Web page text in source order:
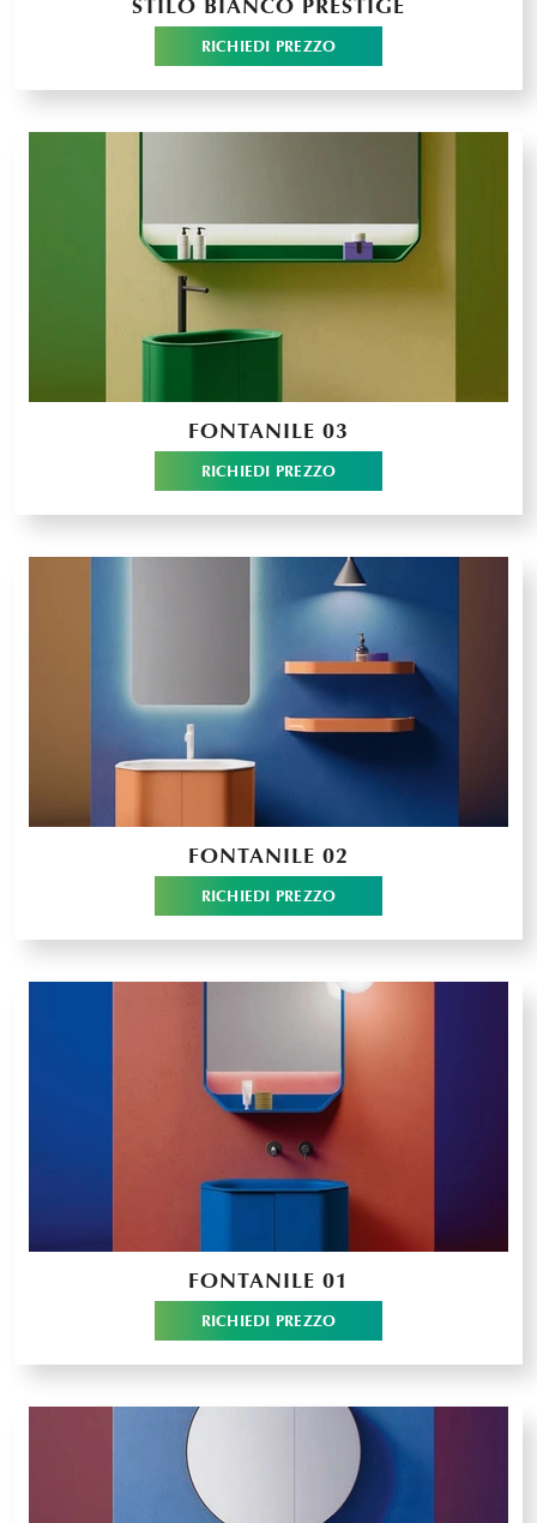
STILO BIANCO PRESTIGE
RICHIEDI PREZZO
FONTANILE 03
RICHIEDI PREZZO
FONTANILE 02
RICHIEDI PREZZO
FONTANILE 01
RICHIEDI PREZZO